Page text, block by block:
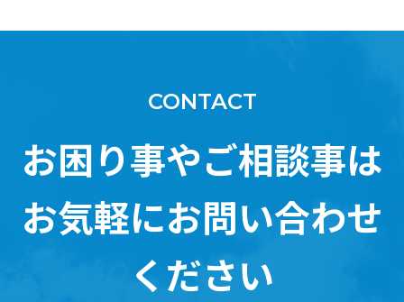
CONTACT
お困り事やご相談事は
お気軽にお問い合わせ
ください